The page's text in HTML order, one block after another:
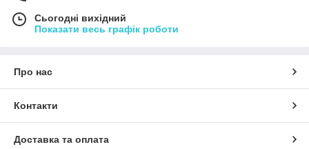
Сьогодні вихідний
Показати весь графік роботи
Про нас
Контакти
Доставка та оплата